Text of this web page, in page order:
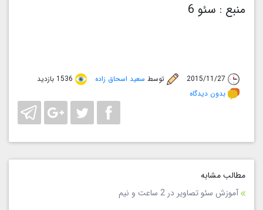
منبع : سئو 6
2015/11/27 توسطسعید اسحاق زاده
1536 بازدید
بدون دیدگاه
مطالب مشابه
آموزش سئو تصاویر در 2 ساعت و نیم